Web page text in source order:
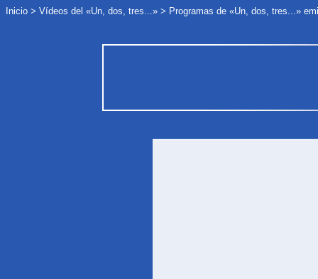
Inicio > Vídeos del «Un, dos, tres...» > Programas de «Un, dos, tres...»